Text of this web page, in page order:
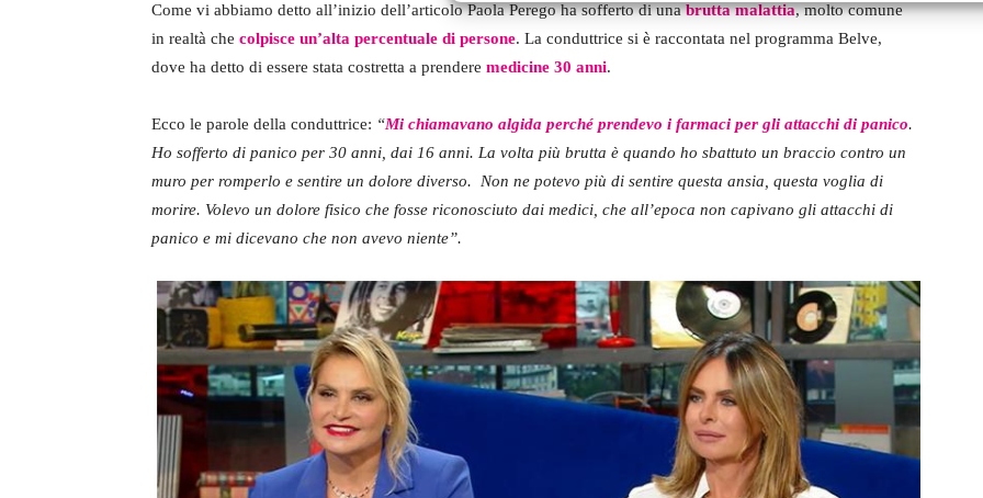
Come vi abbiamo detto all’inizio dell’articolo Paola Perego ha sofferto di unabrutta malattia, molto comune
in realtà che colpisce un’alta percentuale di persone. La conduttrice si è raccontata nel programma Belve,
dove ha detto di essere stata costretta a prendere medicine 30 anni.
Ecco le parole della conduttrice: “Mi chiamavano algida perché prendevo i farmaci per gli attacchi di panico.
Ho sofferto di panico per 30 anni, dai 16 anni. La volta più brutta è quando ho sbattuto un braccio contro un
muro per romperlo e sentire un dolore diverso. Non ne potevo più di sentire questa ansia, questa voglia di
morire. Volevo un dolore fisico che fosse riconosciuto dai medici, che all’epoca non capivano gli attacchi di
panico e mi dicevano che non avevo niente”.